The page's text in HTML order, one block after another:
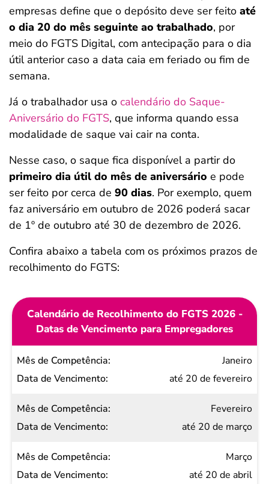
empresas define que o depósito deve ser feito até
o dia 20 do mês seguinte ao trabalhado, por
meio do FGTS Digital, com antecipação para o dia
útil anterior caso a data caia em feriado ou fim de
semana.
Já o trabalhador usa o calendário do Saque-
Aniversário do FGTS, que informa quando essa
modalidade de saque vai cair na conta.
Nesse caso, o saque fica disponível a partir do
primeiro dia útil do mês de aniversário e pode
ser feito por cerca de 90 dias. Por exemplo, quem
faz aniversário em outubro de 2026 poderá sacar
de 1º de outubro até 30 de dezembro de 2026.
Confira abaixo a tabela com os próximos prazos de
recolhimento do FGTS:
Calendário de Recolhimento do FGTS 2026 -
Datas de Vencimento para Empregadores
Mês de
Competência
Vencimento
Janeiro
até 20 de fevereiro
Fevereiro
até 20 de março
Março
até 20 de abril